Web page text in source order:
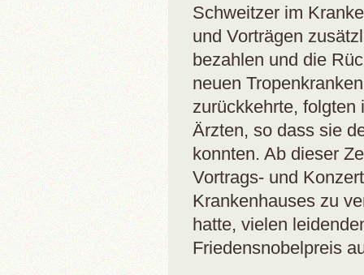
Schweitzer im
und Vorträgen
bezahlen und die
neuen
zurückkehrte, folgten
Ärzten, so dass sie
konnten. Ab dieser
Vortrags- und
Krankenhauses zu
hatte, vielen
Friedensnobelpreis